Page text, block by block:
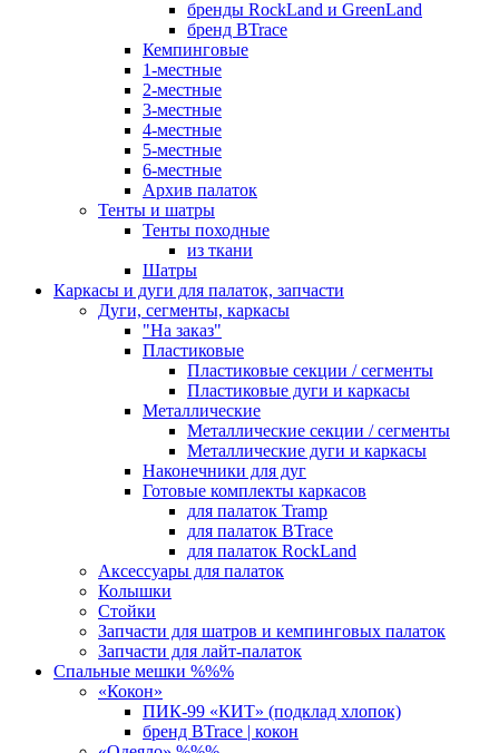
бренды RockLand и GreenLand
бренд BTrace
Кемпинговые
1-местные
2-местные
3-местные
4-местные
5-местные
6-местные
Архив палаток
Тенты и шатры
Тенты походные
из ткани
Шатры
Каркасы и дуги для палаток, запчасти
Дуги, сегменты, каркасы
"На заказ"
Пластиковые
Пластиковые секции / сегменты
Пластиковые дуги и каркасы
Металлические
Металлические секции / сегменты
Металлические дуги и каркасы
Наконечники для дуг
Готовые комплекты каркасов
для палаток Tramp
для палаток BTrace
для палаток RockLand
Аксессуары для палаток
Колышки
Стойки
Запчасти для шатров и кемпинговых палаток
Запчасти для лайт-палаток
Спальные мешки %%%
«Кокон»
ПИК-99 «КИТ» (подклад хлопок)
бренд BTrace | кокон